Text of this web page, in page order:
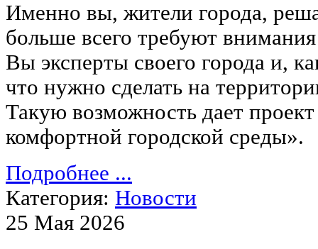
Именно вы, жители города,
больше всего требуют
Вы эксперты своего города и,
что нужно сделать на
Такую возможность дает
комфортной городской среды».
Подробнее ...
Категория: Новости
25 Мая 2026